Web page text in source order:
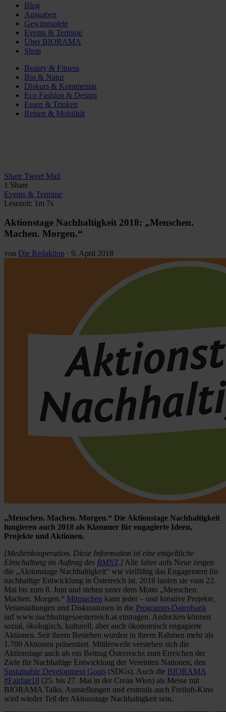
Blog
Ausgaben
Gewinnspiele
Events & Termine
Über BIORAMA
Shop
Beauty & Fitness
Bio & Natur
Diskurs & Kommentar
Eco Fashion & Design
Essen & Trinken
Reisen & Mobilität
Share Tweet Mail
1 Share
Events & Termine
Lesezeit: 1m 7s
Aktionstage Nachhaltigkeit 2018: „Menschen.
Machen. Morgen.“
von Die Redaktion · 9. April 2018
„Menschen. Machen. Morgen.“ Die Aktionstage Nachhaltigkeit
fungieren auch 2018 als Klammer für engagierte Ideen,
Projekte und Aktionen.
[Medienkooperation. Diese Information ist eine entgeltliche
Einschaltung im Auftrag des BMNT.] Alle Jahre aufs Neue zeigen
die „Aktionstage Nachhaltigkeit“ wie vielfältig das Engagement für
nachhaltige Entwicklung in Österreich ist. 2018 laufen sie vom 22.
Mai bis zum 8. Juni und stehen unter dem Motto „Menschen.
Machen. Morgen.“ Mitmachen kann jeder – und kreative Projekte,
Veranstaltungen und Diskussionen in die Programm-Datenbank
auf www.nachhaltigesoesterreich.at eintragen. Andocken können
sozial, ökologisch, kulturell, aber auch ökonomisch engagierte
Aktionen. Seit ihrem Bestehen wurden in ihrem Rahmen mehr als
1.700 Aktionen präsentiert. Mittlerweile verstehen sich die
Aktionstage auch als ein Beitrag Österreichs zum Erreichen der
Ziele für Nachhaltige Entwicklung der Vereinten Nationen, den
Sustainable Development Goals (SDGs). Auch die BIORAMA
#Fairfair18 (25. bis 27. Mai in der Creau Wien) als Messe mit
BIORAMA Talks, Ausstellungen und erstmals auch Freiluft-Kino
wird wieder Teil der Aktionstage Nachhaltigkeit sein.